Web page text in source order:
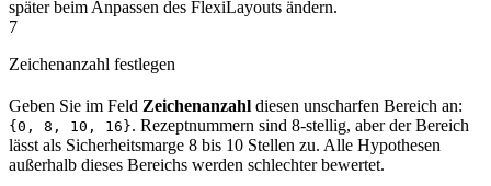
später beim Anpassen des FlexiLayouts ändern.
7
Zeichenanzahl festlegen
Geben Sie im Feld Zeichenanzahl diesen unscharfen Bereich an:
{0, 8, 10, 16}. Rezeptnummern sind 8-stellig, aber der Bereich
lässt als Sicherheitsmarge 8 bis 10 Stellen zu. Alle Hypothesen
außerhalb dieses Bereichs werden schlechter bewertet.